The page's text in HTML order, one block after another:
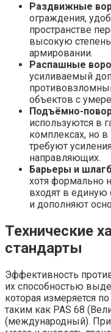
Раздвижные
ограждения,
пространстве
высокую
армировании.
Распашные
усиливаемый
объектов с
Подъёмно-
используются в
комплексах, но
требуют
направляющих.
Барьеры и
хотя формально
входят в единую
и дополняют
Технические
стандарты
Эффективность
их способностью
которая измеряется
таким как PAS 68
(международный). При